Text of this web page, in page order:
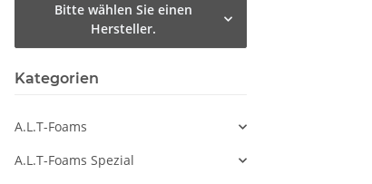
Bitte wählen Sie einen
Hersteller.
Kategorien
A.L.T-Foams
A.L.T-Foams Spezial